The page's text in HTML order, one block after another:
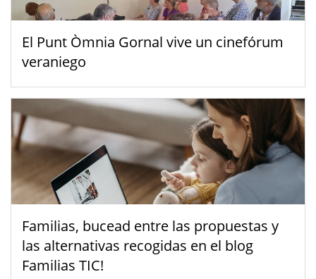
El Punt Òmnia Gornal vive un cinefórum
veraniego
Familias, bucead entre las propuestas y
las alternativas recogidas en el blog
Familias TIC!